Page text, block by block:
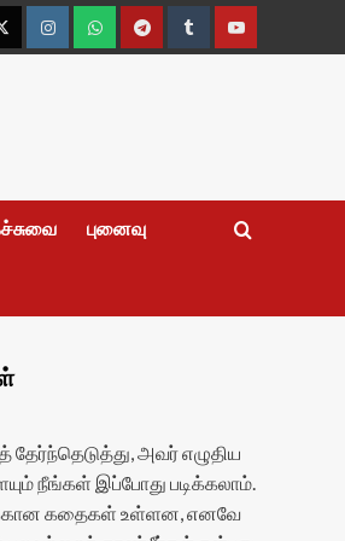
TwitterInstagramWhatsappTelegramTumblrYouTube
புனைவு
தேர்ந்தெடுத்து, அவர் எழுதிய
நீங்கள் இப்போது படிக்கலாம்.
கதைகள் உள்ளன, எனவே